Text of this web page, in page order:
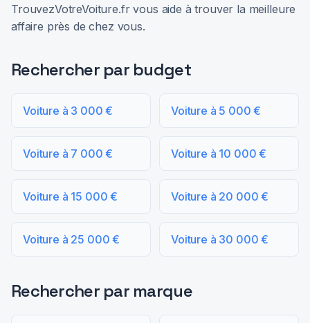
TrouvezVotreVoiture.fr vous aide à trouver la meilleure
affaire près de chez vous.
Rechercher par budget
Voiture à 3 000 € Voiture à 5 000 €
Voiture à 7 000 € Voiture à 10 000 €
Voiture à 15 000 € Voiture à 20 000 €
Voiture à 25 000 € Voiture à 30 000 €
Rechercher par marque